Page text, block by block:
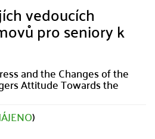
vedoucích
pro seniory k
and the Changes of the
Attitude Towards the
)